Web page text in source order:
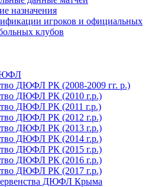
назначения
игроков и официальных
клубов
ДЮФЛ РК (2008-2009 гг. р.)
ДЮФЛ РК (2010 г.р.)
ДЮФЛ РК (2011 г.р.)
ДЮФЛ РК (2012 г.р.)
ДЮФЛ РК (2013 г.р.)
ДЮФЛ РК (2014 г.р.)
ДЮФЛ РК (2015 г.р.)
ДЮФЛ РК (2016 г.р.)
ДЮФЛ РК (2017 г.р.)
ДЮФЛ Крыма